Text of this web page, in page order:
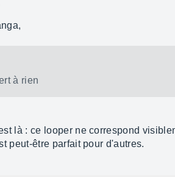
à rien
là : ce looper ne correspond
peut-être parfait pour d'autres.